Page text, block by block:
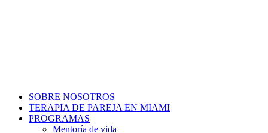
SOBRE NOSOTROS
TERAPIA DE PAREJA EN MIAMI
PROGRAMAS
Mentoría de vida